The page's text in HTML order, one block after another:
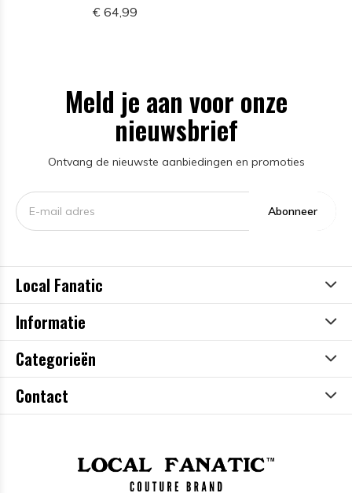
€ 64,99
Meld je aan voor onze
nieuwsbrief
Ontvang de nieuwste aanbiedingen en promoties
Abonneer
Local Fanatic
Informatie
Categorieën
Contact